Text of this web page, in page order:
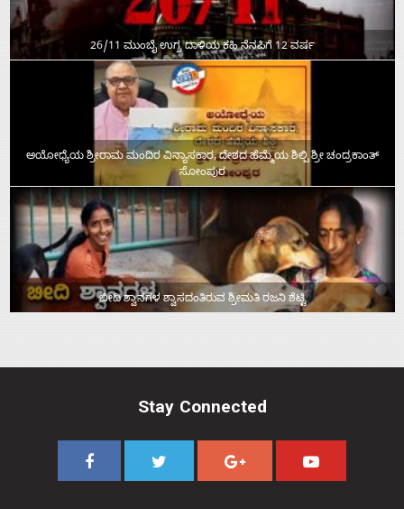
26/11 ಮುಂಬೈ ಉಗ್ರ ದಾಳಿಯ ಕಹಿ ನೆನಪಿಗೆ 12 ವರ್ಷ
ಅಯೋಧ್ಯೆಯ ಶ್ರೀರಾಮ ಮಂದಿರ ವಿನ್ಯಾಸಕಾರ, ದೇಶದ ಹೆಮ್ಮೆಯ ಶಿಲ್ಪಿ ಶ್ರೀ ಚಂದ್ರಕಾಂತ್‌
ಸೋಂಪುರ
ಬೀದಿ ಶ್ವಾನಗಳ ಶ್ವಾಸದಂತಿರುವ ಶ್ರೀಮತಿ ರಜನಿ ಶೆಟ್ಟಿ
Stay Connected